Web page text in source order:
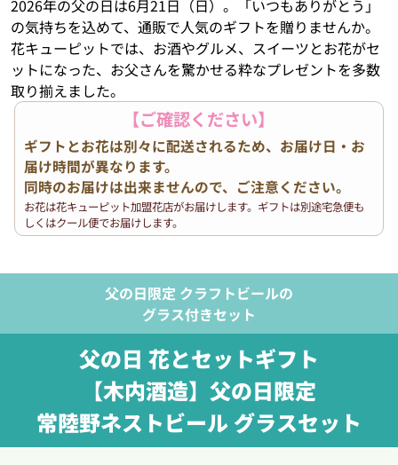
2026年の父の日は6月21日（日）。「いつもありがとう」
の気持ちを込めて、通販で人気のギフトを贈りませんか。
花キューピットでは、お酒やグルメ、スイーツとお花がセ
ットになった、お父さんを驚かせる粋なプレゼントを多数
取り揃えました。
【ご確認ください】
ギフトとお花は別々に配送されるため、お届け日・お
届け時間が異なります。
同時のお届けは出来ませんので、ご注意ください。
お花は花キューピット加盟花店がお届けします。ギフトは別途宅急便も
しくはクール便でお届けします。
父の日限定 クラフトビールの
グラス付きセット
父の日 花とセットギフト
【木内酒造】父の日限定
常陸野ネストビール グラスセット